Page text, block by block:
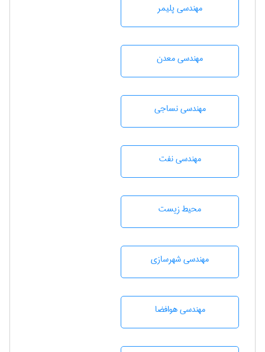
مهندسی پليمر
مهندسی معدن
مهندسي نساجی
مهندسی نفت
محيط زيست
مهندسی شهرسازی
مهندسی هوافضا